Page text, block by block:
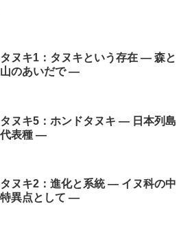
ヌキ1：タヌキという存在 ― 森と
のあいだで ―
ヌキ5：ホンドタヌキ ― 日本列島
表種 ―
ヌキ2：進化と系統 ― イヌ科の中
異点として ―